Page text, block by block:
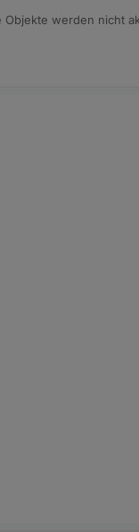
Objekte werden nicht